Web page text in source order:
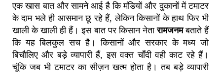
एक खास बात और सामने आई है कि मंडियों और दुकानों में टमाटर
के दाम भले ही आसमान छू रहे हैं, लेकिन किसानों के हाथ फिर भी
खाली के खाली ही हैं। इस बात पर किसान नेतारामजनमबताते हैं
कि यह बिलकुल सच है। किसानों और सरकार के मध्य जो
बिचौलिए और बड़े व्यापारी हैं, इस वक्त चाँदी वही काट रहे हैं।
चूंकि जब भी टमाटर का सीज़न खत्म होता है। तब बड़े व्यापारी